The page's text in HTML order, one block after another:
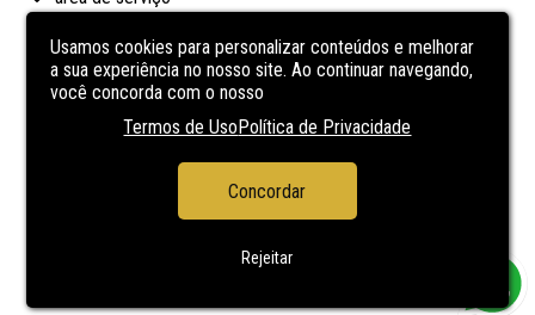
churrasqueira
Cozinha
Laje de concreto
Usamos cookies para personalizar conteúdos e melhorar
a sua experiência no nosso site. Ao continuar navegando,
você concorda com o nosso
Termos de UsoPolítica de Privacidade
Concordar
Rejeitar